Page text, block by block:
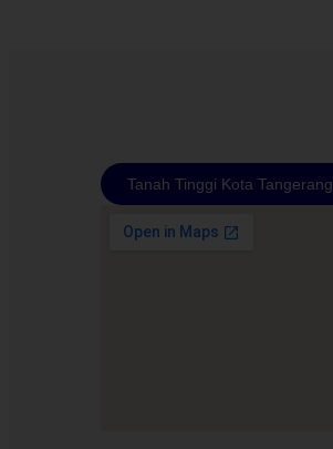
Tanah Tinggi Kota Tangerang